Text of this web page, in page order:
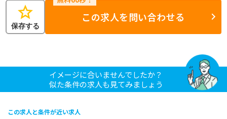
star
保存する
この求人を問い合わせる
イメージに合いませんでしたか？
似た条件の求人も見てみましょう
この求人と条件が近い求人